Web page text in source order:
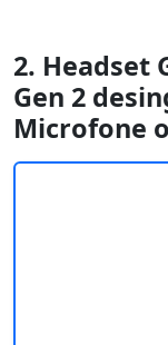
2. Headset
Gen 2
Microfone